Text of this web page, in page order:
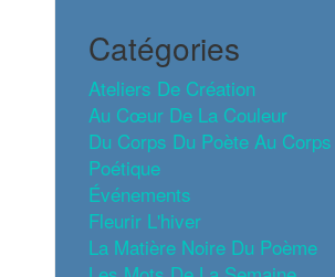
Catégories
Ateliers De Création
Au Cœur De La Couleur
Du Corps Du Poète Au Corps
Poétique
Événements
Fleurir L'hiver
La Matière Noire Du Poème